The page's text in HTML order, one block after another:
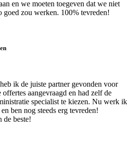
en we moeten toegeven dat we niet
goed zou werken. 100% tevreden!
ik de juiste partner gevonden voor
aangevraagd en had zelf de
specialist te kiezen. Nu werk ik
ben nog steeds erg tevreden!
de beste!